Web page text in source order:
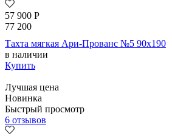
57 900 Р
77 200
Тахта мягкая Ари-Прованс №5 90х190
в наличии
Купить
Лучшая цена
Новинка
Быстрый просмотр
6 отзывов